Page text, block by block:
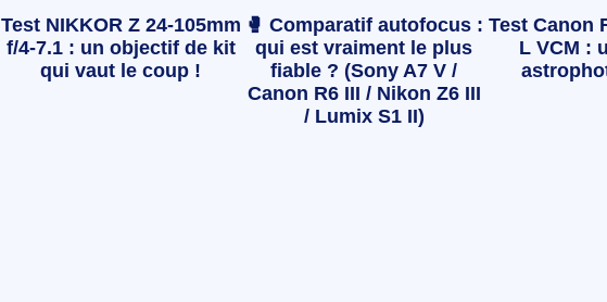
Test NIKKOR Z 24-105mm
f/4-7.1 : un objectif de kit
qui vaut le coup !
🥊 Comparatif autofocus :
qui est vraiment le plus
fiable ? (Sony A7 V /
Canon R6 III / Nikon Z6 III
/ Lumix S1 II)
Test Canon
L VCM :